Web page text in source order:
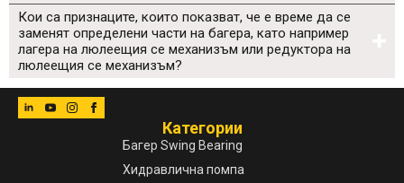
Кои са признаците, които показват, че е време да се
заменят определени части на багера, като например
лагера на люлеещия се механизъм или редуктора на
люлеещия се механизъм?
Категории
Багер Swing Bearing
Хидравлична помпа